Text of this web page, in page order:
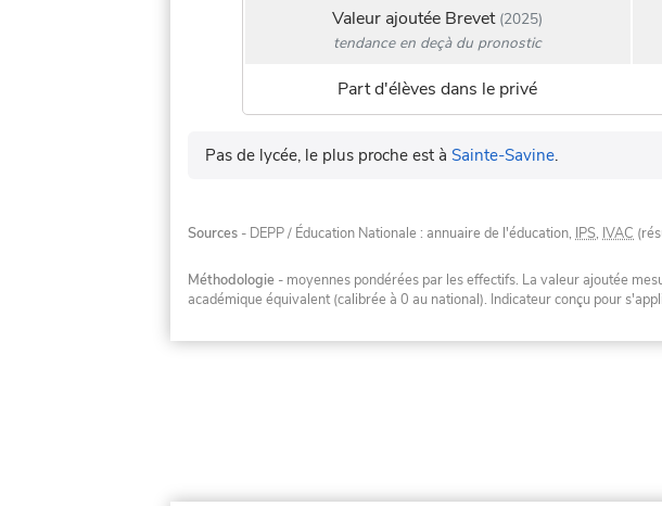
Valeur ajoutée Brevet(2025)
tendance en deçà du pronostic
Part d'élèves dans le privé
Pas de lycée, le plus proche est à Sainte-Savine.
Sources - DEPP / Éducation Nationale : annuaire de l'éducation, IPS, IVAC
Méthodologie - moyennes pondérées par les effectifs. La valeur ajoutée
académique équivalent (calibrée à 0 au national). Indicateur conçu pour